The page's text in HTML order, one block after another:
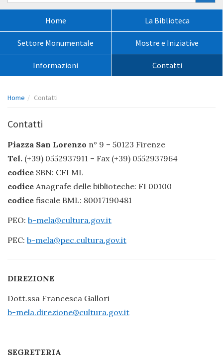
Home La Biblioteca
Settore Monumentale Mostre e Iniziative
Informazioni Contatti
Percorso
Home Contatti
Contatti
Piazza San Lorenzo n° 9 – 50123 Firenze
Tel. (+39) 0552937911 – Fax (+39) 0552937964
codice SBN: CFI ML
codice Anagrafe delle biblioteche: FI 00100
codice fiscale BML: 80017190481
PEO: b-mela@cultura.gov.it
PEC: b-mela@pec.cultura.gov.it
DIREZIONE
Dott.ssa Francesca Gallori
b-mela.direzione@cultura.gov.it
SEGRETERIA